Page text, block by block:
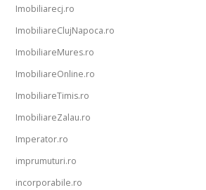
Imobiliarecj.ro
ImobiliareClujNapoca.ro
ImobiliareMures.ro
ImobiliareOnline.ro
ImobiliareTimis.ro
ImobiliareZalau.ro
Imperator.ro
imprumuturi.ro
incorporabile.ro